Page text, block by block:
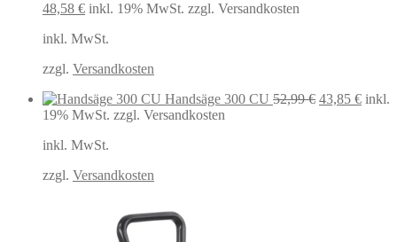
Ursprünglicher
war:
48,58 €Aktueller
ist:
inkl. 19% MwSt. zzgl. Versandkosten
inkl. MwSt.
zzgl. Versandkosten
Handsäge 300 CU 52,99€ 43,85 € inkl.
19% MwSt. zzgl. Versandkosten
inkl. MwSt.
zzgl. Versandkosten